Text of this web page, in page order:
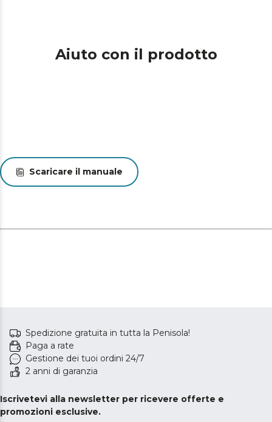
Aiuto con il prodotto
Scaricare il manuale
Spedizione gratuita in tutta la Penisola!
Paga a rate
Gestione dei tuoi ordini 24/7
2 anni di garanzia
Iscrivetevi alla newsletter per ricevere offerte e
promozioni esclusive.